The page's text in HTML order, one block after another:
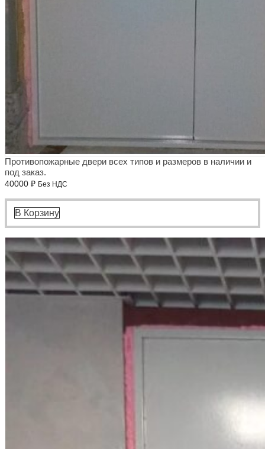
Противопожарные двери всех типов и размеров в наличии и
под заказ.
40000 ₽ Без НДС
В Корзину